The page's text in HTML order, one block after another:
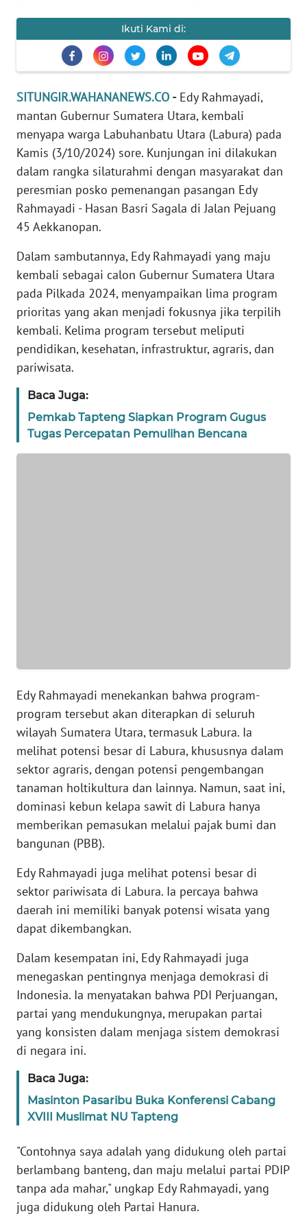
Ikuti Kami di:
SITUNGIR.WAHANANEWS.CO -Edy Rahmayadi,
mantan Gubernur Sumatera Utara, kembali
menyapa warga Labuhanbatu Utara (Labura) pada
Kamis (3/10/2024) sore. Kunjungan ini dilakukan
dalam rangka silaturahmi dengan masyarakat dan
peresmian posko pemenangan pasangan Edy
Rahmayadi - Hasan Basri Sagala di Jalan Pejuang
45 Aekkanopan.
Dalam sambutannya, Edy Rahmayadi yang maju
kembali sebagai calon Gubernur Sumatera Utara
pada Pilkada 2024, menyampaikan lima program
prioritas yang akan menjadi fokusnya jika terpilih
kembali. Kelima program tersebut meliputi
pendidikan, kesehatan, infrastruktur, agraris, dan
pariwisata.
Baca Juga:
Pemkab Tapteng Siapkan Program Gugus
Tugas Percepatan Pemulihan Bencana
Edy Rahmayadi menekankan bahwa program-
program tersebut akan diterapkan di seluruh
wilayah Sumatera Utara, termasuk Labura. Ia
melihat potensi besar di Labura, khususnya dalam
sektor agraris, dengan potensi pengembangan
tanaman holtikultura dan lainnya. Namun, saat ini,
dominasi kebun kelapa sawit di Labura hanya
memberikan pemasukan melalui pajak bumi dan
bangunan (PBB).
Edy Rahmayadi juga melihat potensi besar di
sektor pariwisata di Labura. Ia percaya bahwa
daerah ini memiliki banyak potensi wisata yang
dapat dikembangkan.
Dalam kesempatan ini, Edy Rahmayadi juga
menegaskan pentingnya menjaga demokrasi di
Indonesia. Ia menyatakan bahwa PDI Perjuangan,
partai yang mendukungnya, merupakan partai
yang konsisten dalam menjaga sistem demokrasi
di negara ini.
Baca Juga:
Masinton Pasaribu Buka Konferensi Cabang
XVIII Muslimat NU Tapteng
"Contohnya saya adalah yang didukung oleh partai
berlambang banteng, dan maju melalui partai PDIP
tanpa ada mahar," ungkap Edy Rahmayadi, yang
juga didukung oleh Partai Hanura.
WN
KEPRI
WN
PAPUA
PAPUA
BARAT
RIAU
WN
SERAMBI
WN
WN
SULTRA
WN
WN
SUMSEL
WN
BENGKULU
WN
LAMPUNG
WN
JATENG
WN
WN
JOGJA
WN
JATIM
WN
BALI
KALBAR
KALTENG